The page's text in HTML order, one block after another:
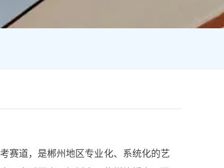
赛道，是郴州地区专业化、系统化的艺